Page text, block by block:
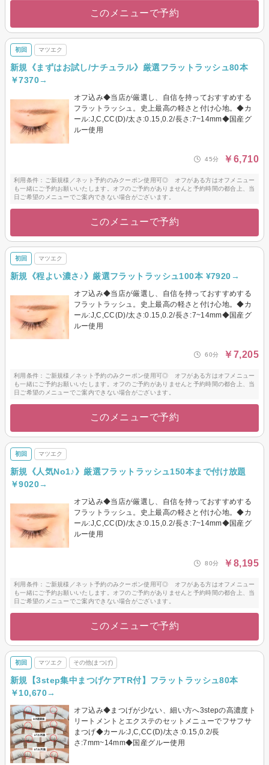
このメニューで予約
初回 マツエク
新規《まずはお試し/ナチュラル》厳選フラットラッシュ80本
￥7370→
オフ込み◆当店が厳選し、自信を持っておすすめする
フラットラッシュ。史上最高の軽さと付け心地。◆カ
ール:J,C,CC(D)/太さ:0.15,0.2/長さ:7~14mm◆国産グ
ルー使用
45分 ￥6,710
利用条件：ご新規様／ネット予約のみクーポン使用可◎ オフがある方はオフメニュー
も一緒にご予約お願いいたします。オフのご予約がありませんと予約時間の都合上、当
日ご希望のメニューでご案内できない場合がございます。
このメニューで予約
初回 マツエク
新規《程よい濃さ♪》厳選フラットラッシュ100本 ¥7920→
オフ込み◆当店が厳選し、自信を持っておすすめする
フラットラッシュ。史上最高の軽さと付け心地。◆カ
ール:J,C,CC(D)/太さ:0.15,0.2/長さ:7~14mm◆国産グ
ルー使用
60分 ￥7,205
利用条件：ご新規様／ネット予約のみクーポン使用可◎ オフがある方はオフメニュー
も一緒にご予約お願いいたします。オフのご予約がありませんと予約時間の都合上、当
日ご希望のメニューでご案内できない場合がございます。
このメニューで予約
初回 マツエク
新規《人気No1♪》厳選フラットラッシュ150本まで付け放題
￥9020→
オフ込み◆当店が厳選し、自信を持っておすすめする
フラットラッシュ。史上最高の軽さと付け心地。◆カ
ール:J,C,CC(D)/太さ:0.15,0.2/長さ:7~14mm◆国産グ
ルー使用
80分 ￥8,195
利用条件：ご新規様／ネット予約のみクーポン使用可◎ オフがある方はオフメニュー
も一緒にご予約お願いいたします。オフのご予約がありませんと予約時間の都合上、当
日ご希望のメニューでご案内できない場合がございます。
このメニューで予約
初回 マツエク その他(まつげ)
新規【3step集中まつげケアTR付】フラットラッシュ80本
￥10,670→
オフ込み◆まつげが少ない、細い方へ3stepの高濃度ト
リートメントとエクステのセットメニューでフサフサ
まつげ◆カール:J,C,CC(D)/太さ:0.15,0.2/長
さ:7mm~14mm◆国産グルー使用